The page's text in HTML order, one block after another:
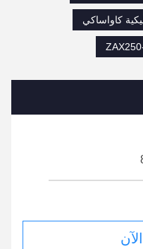
كاواساكي